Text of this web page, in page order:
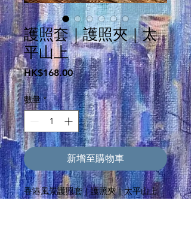
護照套｜護照夾｜太
平山上
HK$168.00價
格
數量 *
新增至購物車
香港風景護照套｜護照夾｜太平山上